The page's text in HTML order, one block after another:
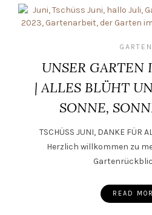
GARTEN
UNSER GARTEN
| ALLES BLÜHT
SONNE,
TSCHÜSS JUNI, DANKE FÜR
Herzlich willkommen zu
READ